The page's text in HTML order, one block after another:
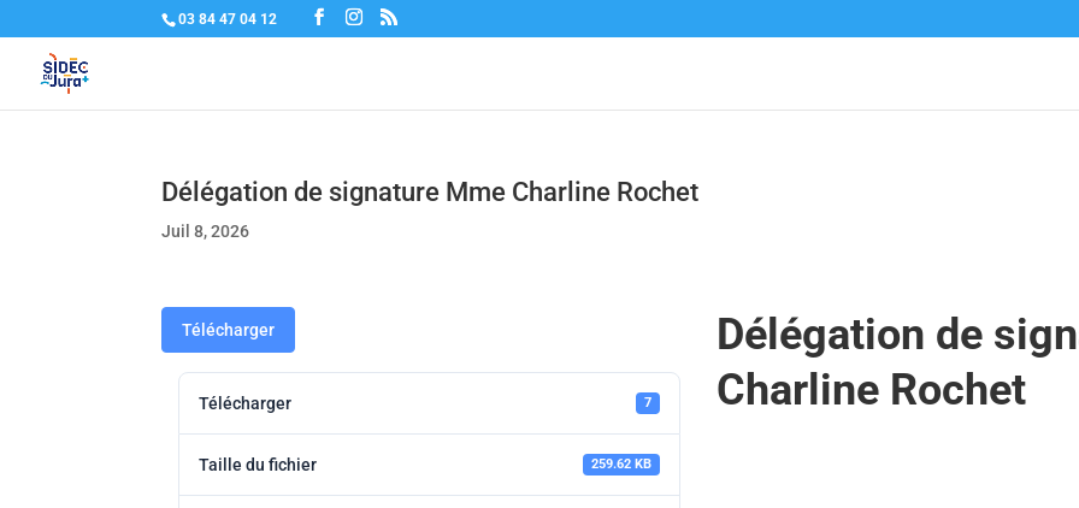
03 84 47 04 12
Délégation de signature Mme Charline Rochet
Juil 8, 2026
Télécharger
Télécharger 7
Taille du fichier 259.62 KB
Délégation de
Charline Rochet